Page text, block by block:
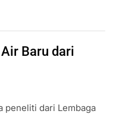
Baru dari
peneliti dari Lembaga